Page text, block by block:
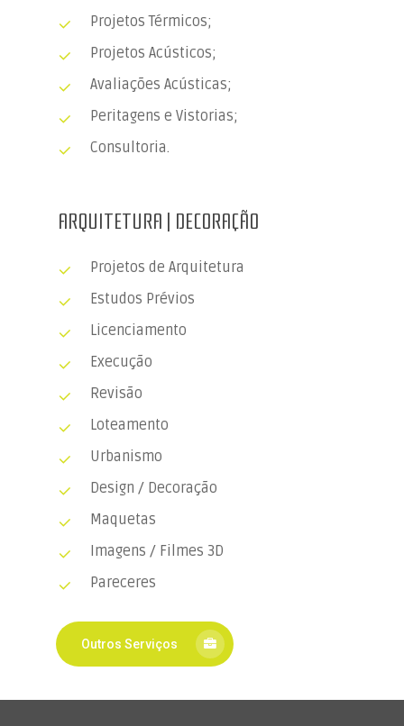
Projetos Térmicos;
Projetos Acústicos;
Avaliações Acústicas;
Peritagens e Vistorias;
Consultoria.
ARQUITETURA | DECORAÇÃO
Projetos de Arquitetura
Estudos Prévios
Licenciamento
Execução
Revisão
Loteamento
Urbanismo
Design / Decoração
Maquetas
Imagens / Filmes 3D
Pareceres
Outros Serviços